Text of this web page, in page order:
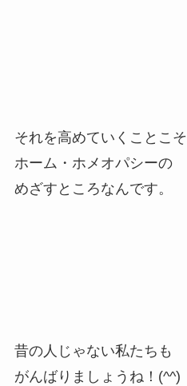
それを高めていくことこそ
ホーム・ホメオパシーの
めざすところなんです。
昔の人じゃない私たちも
がんばりましょうね！(^^)